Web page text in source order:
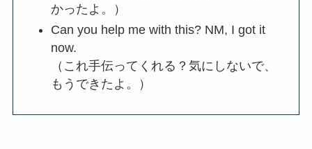
かったよ。）
Can you help me with this? NM, I got it
now.
（これ手伝ってくれる？気にしないで、
もうできたよ。）